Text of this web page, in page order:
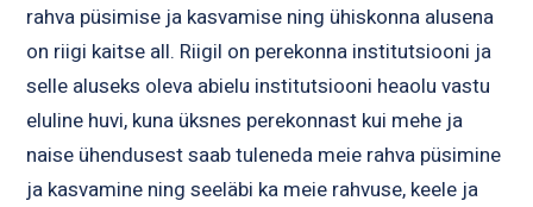
rahva püsimise ja kasvamise ning ühiskonna alusena
on riigi kaitse all. Riigil on perekonna institutsiooni ja
selle aluseks oleva abielu institutsiooni heaolu vastu
eluline huvi, kuna üksnes perekonnast kui mehe ja
naise ühendusest saab tuleneda meie rahva püsimine
ja kasvamine ning seeläbi ka meie rahvuse, keele ja